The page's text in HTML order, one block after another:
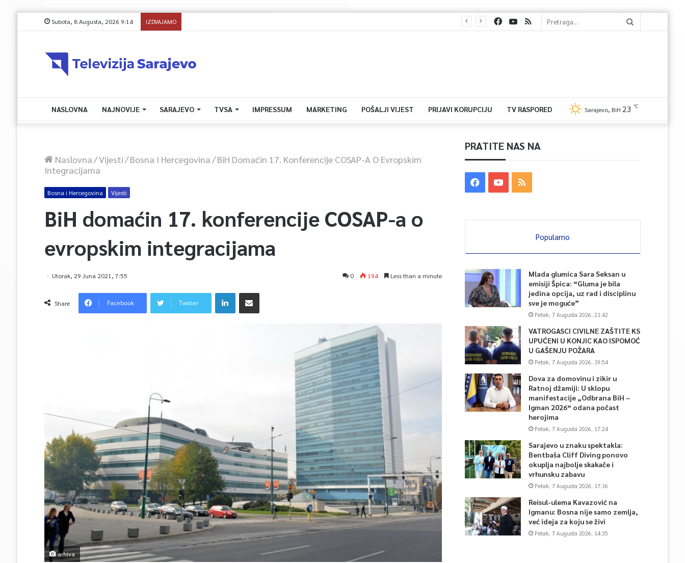
Subota, 8 Augusta, 2026 9:14 IZDVAJAMO
NASLOVNA NAJNOVIJE SARAJEVO TVSA IMPRESSUM MARKETING POŠALJI VIJEST PRIJAVI KORUPCIJU TV RASPORED Sarajevo, BiH 23 ℃
Naslovna/Vijesti/Bosna I Hercegovina/BiH Domaćin 17. Konferencije COSAP-A O Evropskim
Integracijama
Bosna i Hercegovina Vijesti
BiH domaćin 17. konferencije COSAP-a o
evropskim integracijama
Utorak, 29 Juna 2021, 7:55 0 194 Less than a minute
Share Facebook Twitter
arhiva
PRATITE NAS NA
Popularno
Mlada glumica Sara Seksan u
emisiji Špica: “Gluma je bila
jedina opcija, uz rad i disciplinu
sve je moguće”
Petak, 7 Augusta 2026, 21:42
VATROGASCI CIVILNE ZAŠTITE KS
UPUĆENI U KONJIC KAO ISPOMOĆ
U GAŠENJU POŽARA
Petak, 7 Augusta 2026, 19:54
Dova za domovinu i zikir u
Ratnoj džamiji: U sklopu
manifestacije „Odbrana BiH –
Igman 2026“ odana počast
herojima
Petak, 7 Augusta 2026, 17:24
Sarajevo u znaku spektakla:
Bentbaša Cliff Diving ponovo
okuplja najbolje skakače i
vrhunsku zabavu
Petak, 7 Augusta 2026, 17:16
Reisul-ulema Kavazović na
Igmanu: Bosna nije samo zemlja,
već ideja za koju se živi
Petak, 7 Augusta 2026, 14:35